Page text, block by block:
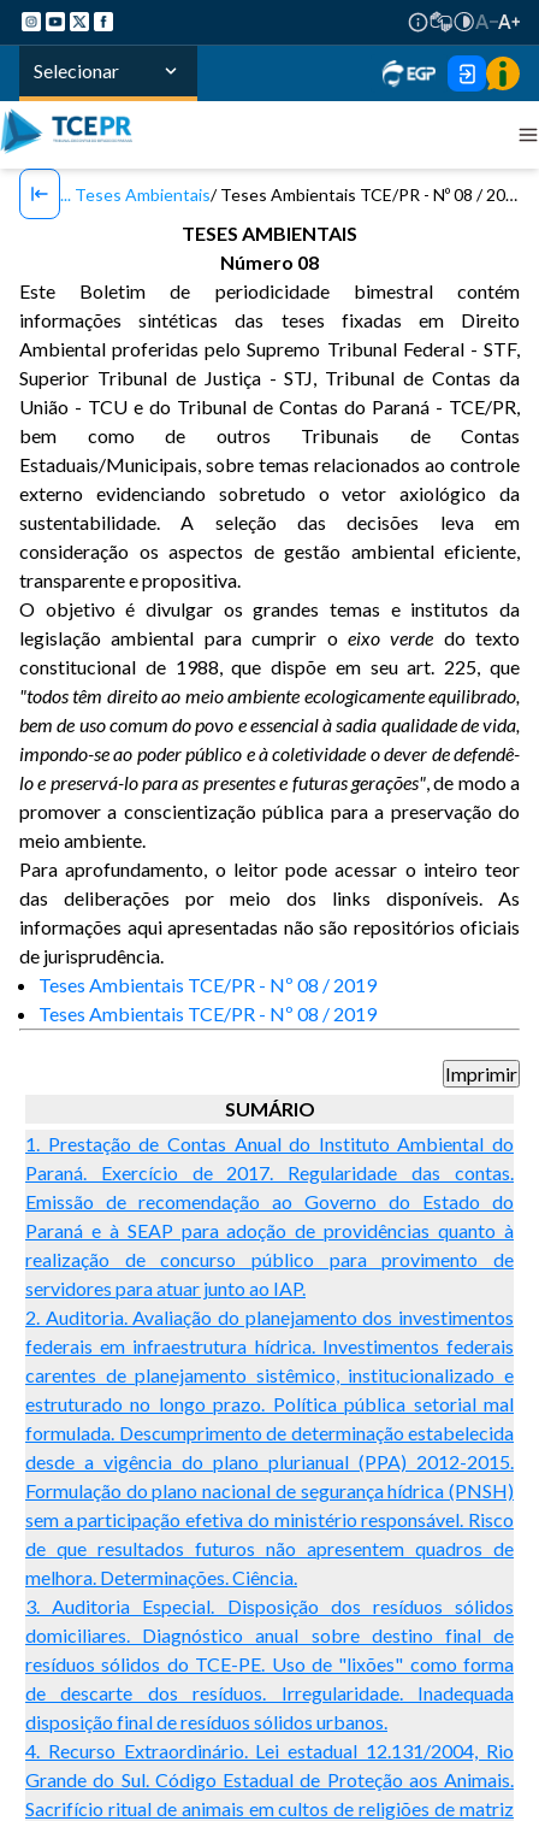
Selecionar
Teses Ambientais Teses Ambientais TCE/PR - Nº 08 / 2019
TESES AMBIENTAIS
Número 08
Este Boletim de periodicidade bimestral contém
informações sintéticas das teses fixadas em Direito
Ambiental proferidas pelo Supremo Tribunal Federal - STF,
Superior Tribunal de Justiça - STJ, Tribunal de Contas da
União - TCU e do Tribunal de Contas do Paraná - TCE/PR,
bem como de outros Tribunais de Contas
Estaduais/Municipais, sobre temas relacionados ao controle
externo evidenciando sobretudo o vetor axiológico da
sustentabilidade. A seleção das decisões leva em
consideração os aspectos de gestão ambiental eficiente,
transparente e propositiva.
O objetivo é divulgar os grandes temas e institutos da
legislação ambiental para cumprir o eixo verde do texto
constitucional de 1988, que dispõe em seu art. 225, que
"todos têm direito ao meio ambiente ecologicamente equilibrado,
bem de uso comum do povo e essencial à sadia qualidade de vida,
impondo-se ao poder público e à coletividade o dever de defendê-
lo e preservá-lo para as presentes e futuras gerações", de modo a
promover a conscientização pública para a preservação do
meio ambiente.
Para aprofundamento, o leitor pode acessar o inteiro teor
das deliberações por meio dos links disponíveis. As
informações aqui apresentadas não são repositórios oficiais
de jurisprudência.
Teses Ambientais TCE/PR - Nº 08 / 2019
Teses Ambientais TCE/PR - Nº 08 / 2019
SUMÁRIO
1. Prestação de Contas Anual do Instituto Ambiental do
Paraná. Exercício de 2017. Regularidade das contas.
Emissão de recomendação ao Governo do Estado do
Paraná e à SEAP para adoção de providências quanto à
realização de concurso público para provimento de
servidores para atuar junto ao IAP.
2. Auditoria. Avaliação do planejamento dos investimentos
federais em infraestrutura hídrica. Investimentos federais
carentes de planejamento sistêmico, institucionalizado e
estruturado no longo prazo. Política pública setorial mal
formulada. Descumprimento de determinação estabelecida
desde a vigência do plano plurianual (PPA) 2012-2015.
Formulação do plano nacional de segurança hídrica (PNSH)
sem a participação efetiva do ministério responsável. Risco
de que resultados futuros não apresentem quadros de
melhora. Determinações. Ciência.
3. Auditoria Especial. Disposição dos resíduos sólidos
domiciliares. Diagnóstico anual sobre destino final de
resíduos sólidos do TCE-PE. Uso de "lixões" como forma
de descarte dos resíduos. Irregularidade. Inadequada
disposição final de resíduos sólidos urbanos.
4. Recurso Extraordinário. Lei estadual 12.131/2004, Rio
Grande do Sul. Código Estadual de Proteção aos Animais.
Sacrifício ritual de animais em cultos de religiões de matriz